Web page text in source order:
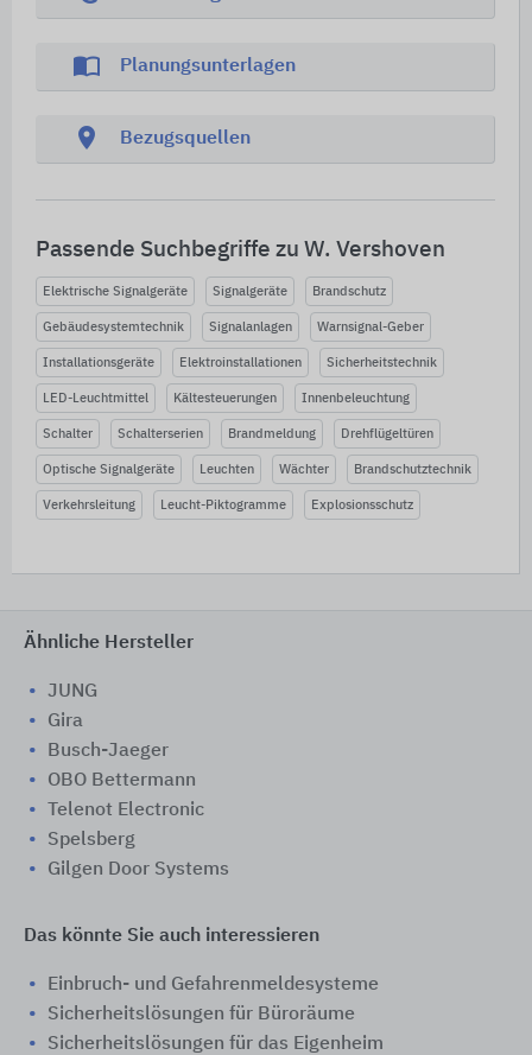
import_contacts Planungsunterlagen
location_on Bezugsquellen
Passende Suchbegriffe zu W. Vershoven
Elektrische Signalgeräte Signalgeräte Brandschutz
Gebäudesystemtechnik Signalanlagen Warnsignal-Geber
Installationsgeräte Elektroinstallationen Sicherheitstechnik
LED-Leuchtmittel Kältesteuerungen Innenbeleuchtung
Schalter Schalterserien Brandmeldung Drehflügeltüren
Optische Signalgeräte Leuchten Wächter Brandschutztechnik
Verkehrsleitung Leucht-Piktogramme Explosionsschutz
Ähnliche Hersteller
JUNG
Gira
Busch-Jaeger
OBO Bettermann
Telenot Electronic
Spelsberg
Gilgen Door Systems
Das könnte Sie auch interessieren
Einbruch- und Gefahrenmeldesysteme
Sicherheitslösungen für Büroräume
Sicherheitslösungen für das Eigenheim